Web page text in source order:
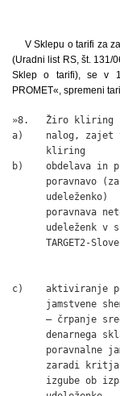
V Sklepu o tarifi za
(Uradni list RS, št. 131/
Sklep o tarifi), se v
PROMET«, spremeni
»8.   Žiro kliring
a)    nalog, zajet
      kliring
b)    obdelava in
poravnavo
      udeleženko)
poravnava
udeleženk v
TARGET2-
c)    aktiviranje
jamstvene
– črpanje
denarnega
poravnalne
zaradi
izgube ob